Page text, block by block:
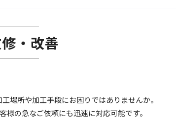
・改善
場所や加工手段にお困りではありませんか。
の急なご依頼にも迅速に対応可能です。